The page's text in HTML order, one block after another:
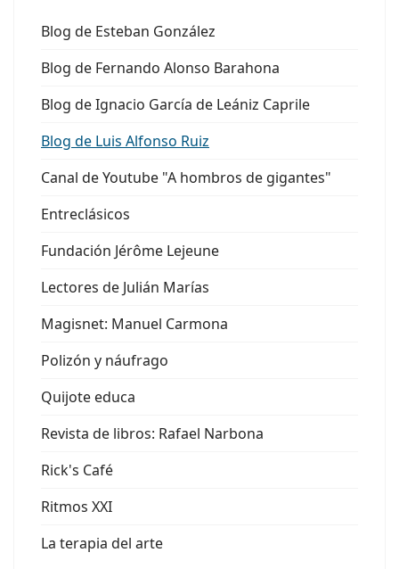
Blog de Esteban González
Blog de Fernando Alonso Barahona
Blog de Ignacio García de Leániz Caprile
Blog de Luis Alfonso Ruiz
Canal de Youtube "A hombros de gigantes"
Entreclásicos
Fundación Jérôme Lejeune
Lectores de Julián Marías
Magisnet: Manuel Carmona
Polizón y náufrago
Quijote educa
Revista de libros: Rafael Narbona
Rick's Café
Ritmos XXI
La terapia del arte